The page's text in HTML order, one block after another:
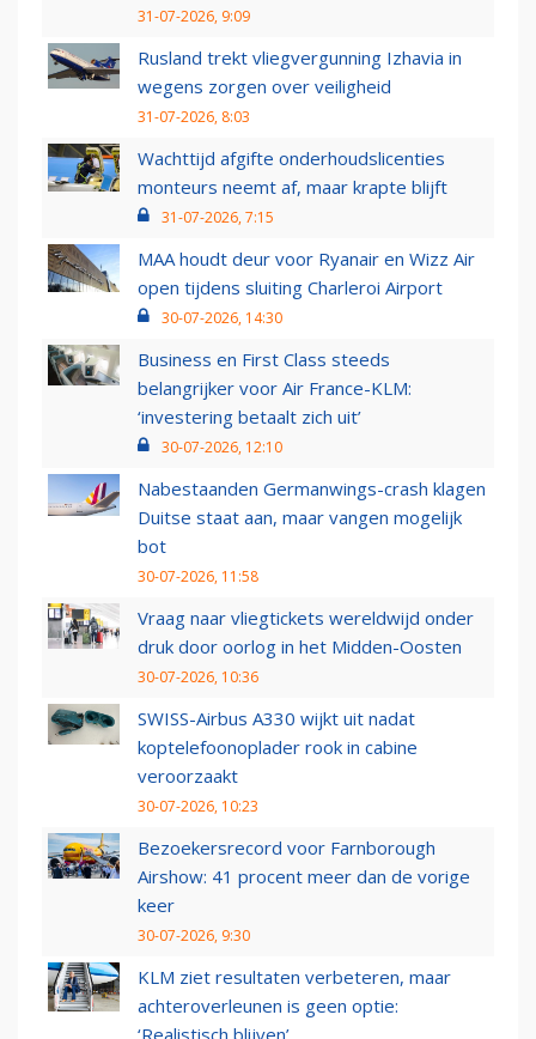
31-07-2026, 9:09
Rusland trekt vliegvergunning Izhavia in
wegens zorgen over veiligheid
31-07-2026, 8:03
Wachttijd afgifte onderhoudslicenties
monteurs neemt af, maar krapte blijft
31-07-2026, 7:15
MAA houdt deur voor Ryanair en Wizz Air
open tijdens sluiting Charleroi Airport
30-07-2026, 14:30
Business en First Class steeds
belangrijker voor Air France-KLM:
‘investering betaalt zich uit’
30-07-2026, 12:10
Nabestaanden Germanwings-crash klagen
Duitse staat aan, maar vangen mogelijk
bot
30-07-2026, 11:58
Vraag naar vliegtickets wereldwijd onder
druk door oorlog in het Midden-Oosten
30-07-2026, 10:36
SWISS-Airbus A330 wijkt uit nadat
koptelefoonoplader rook in cabine
veroorzaakt
30-07-2026, 10:23
Bezoekersrecord voor Farnborough
Airshow: 41 procent meer dan de vorige
keer
30-07-2026, 9:30
KLM ziet resultaten verbeteren, maar
achteroverleunen is geen optie: